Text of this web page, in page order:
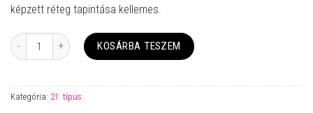
képzett réteg tapintása kellemes.
Mennyiség KOSÁRBA TESZEM
Kategória: 21. típus